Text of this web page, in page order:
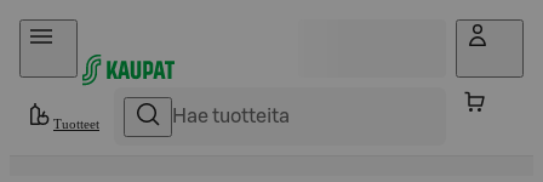
Hyppää sisältöön
Tuotteet